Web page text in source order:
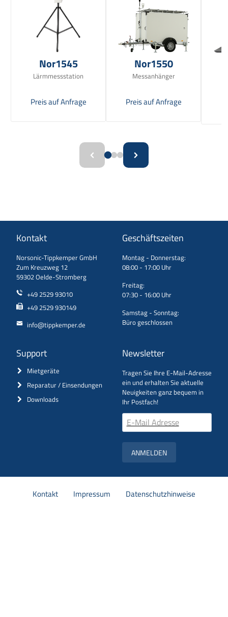
Nor1545
Lärmmessstation
Preis auf Anfrage
Nor1550
Messanhänger
Preis auf Anfrage
Kontakt
Norsonic-Tippkemper GmbH
Zum Kreuzweg 12
59302 Oelde-Stromberg
+49 2529 93010
+49 2529 930149
info@tippkemper.de
Geschäftszeiten
Montag - Donnerstag:
08:00 - 17:00 Uhr
Freitag:
07:30 - 16:00 Uhr
Samstag - Sonntag:
Büro geschlossen
Support
Mietgeräte
Reparatur / Einsendungen
Downloads
Newsletter
Tragen Sie Ihre E-Mail-Adresse
ein und erhalten Sie aktuelle
Neuigkeiten ganz bequem in
Ihr Postfach!
ANMELDEN
Navigation
Kontakt Impressum Datenschutzhinweise